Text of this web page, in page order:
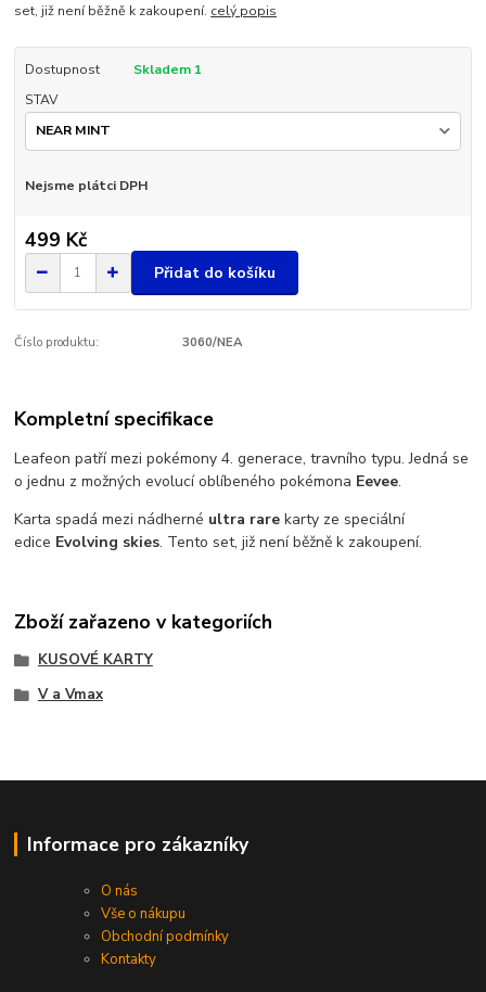
set, již není běžně k zakoupení. celý popis
Dostupnost
Skladem 1
STAV
Nejsme plátci DPH
499 Kč
Přidat do košíku
Číslo produktu: 3060/NEA
Kompletní specifikace
Leafeon patří mezi pokémony 4. generace, travního typu. Jedná se
o jednu z možných evolucí oblíbeného pokémona Eevee.
Karta spadá mezi nádherné ultra rare karty ze speciální
edice Evolving skies. Tento set, již není běžně k zakoupení.
Zboží zařazeno v kategoriích
KUSOVÉ KARTY
V a Vmax
Informace pro zákazníky
O nás
Vše o nákupu
Obchodní podmínky
Kontakty